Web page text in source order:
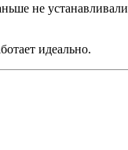
не
идеально.